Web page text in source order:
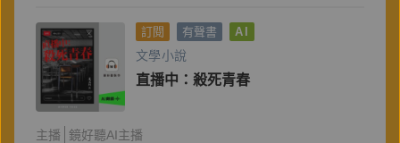
訂閱 有聲書 AI
文學小說
直播中：殺死青春
主播
鏡好聽AI主播